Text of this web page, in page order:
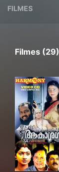
FILMES
Filmes (29)